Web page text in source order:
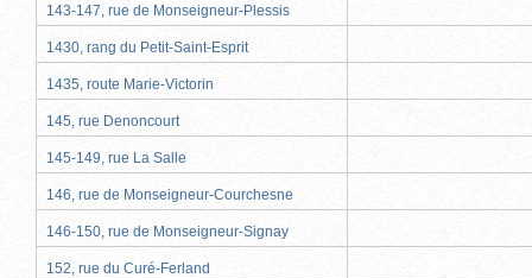
143-147, rue de Monseigneur-Plessis
1430, rang du Petit-Saint-Esprit
1435, route Marie-Victorin
145, rue Denoncourt
145-149, rue La Salle
146, rue de Monseigneur-Courchesne
146-150, rue de Monseigneur-Signay
152, rue du Curé-Ferland